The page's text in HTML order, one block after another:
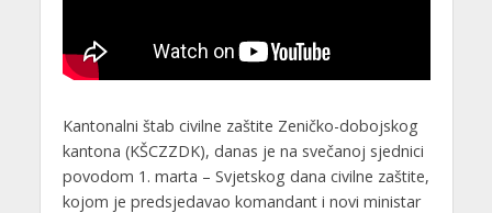
Kantonalni štab civilne zaštite Zeničko-dobojskog
kantona (KŠCZZDK), danas je na svečanoj sjednici
povodom 1. marta – Svjetskog dana civilne zaštite,
kojom je predsjedavao komandant i novi ministar